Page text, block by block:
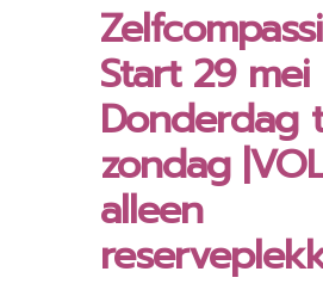
Start 29
Donderdag
zondag
alleen